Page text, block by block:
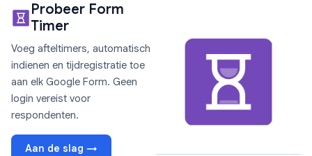
Probeer Form
Timer
Voeg afteltimers, automatisch
indienen en tijdregistratie toe
aan elk Google Form. Geen
login vereist voor
respondenten.
Aan de slag →